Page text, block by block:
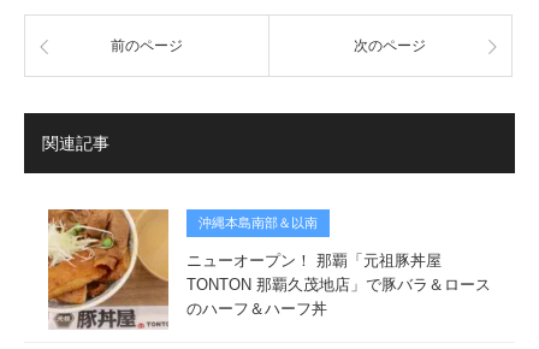
前のページ 次のページ
関連記事
沖縄本島南部＆以南
ニューオープン！ 那覇「元祖豚丼屋
TONTON 那覇久茂地店」で豚バラ＆ロース
のハーフ＆ハーフ丼